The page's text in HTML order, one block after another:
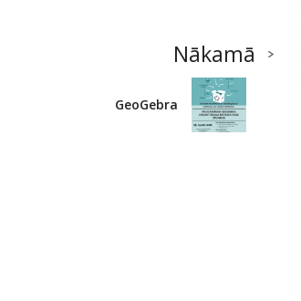
Nākamā
GeoGebra